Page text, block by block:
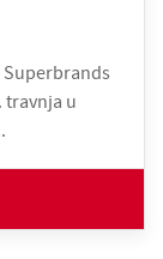
Superbrands
travnja u